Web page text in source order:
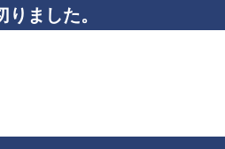
ました。